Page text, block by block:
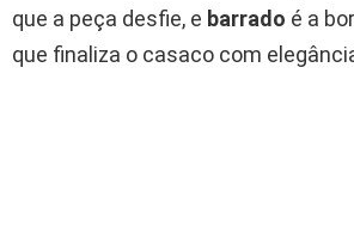
que a peça desfie, e barrado é a
que finaliza o casaco com